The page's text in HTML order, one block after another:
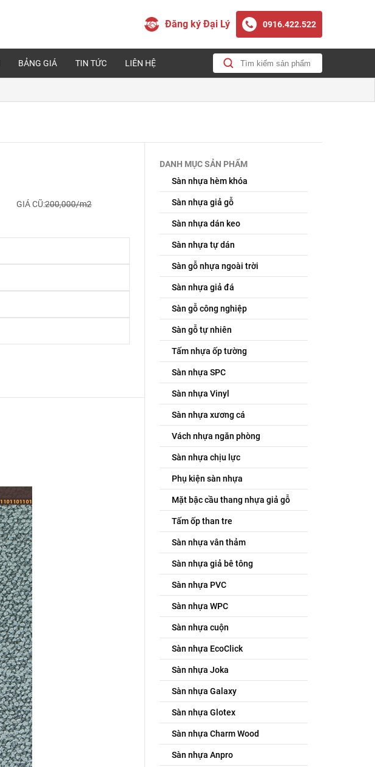
Đăng ký Đại Lý 0916.422.522
BẢNG GIÁ TIN TỨC LIÊN HỆ
GIÁ CŨ:200,000/m2
DANH MỤC SẢN PHẨM
Sàn nhựa hèm khóa
Sàn nhựa giả gỗ
Sàn nhựa dán keo
Sàn nhựa tự dán
Sàn gỗ nhựa ngoài trời
Sàn nhựa giả đá
Sàn gỗ công nghiệp
Sàn gỗ tự nhiên
Tấm nhựa ốp tường
Sàn nhựa SPC
Sàn nhựa Vinyl
Sàn nhựa xương cá
Vách nhựa ngăn phòng
Sàn nhựa chịu lực
Phụ kiện sàn nhựa
Mặt bậc cầu thang nhựa giả gỗ
Tấm ốp than tre
Sàn nhựa vân thảm
Sàn nhựa giả bê tông
Sàn nhựa PVC
Sàn nhựa WPC
Sàn nhựa cuộn
Sàn nhựa EcoClick
Sàn nhựa Joka
Sàn nhựa Galaxy
Sàn nhựa Glotex
Sàn nhựa Charm Wood
Sàn nhựa Anpro